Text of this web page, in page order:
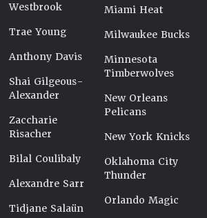
Westbrook
Trae Young
Anthony Davis
Shai Gilgeous-
Alexander
Zaccharie
Risacher
Bilal Coulibaly
Alexandre Sarr
Tidjane Salaün
Miami Heat
Milwaukee Bucks
Minnesota
Timberwolves
New Orleans
Pelicans
New York Knicks
Oklahoma City
Thunder
Orlando Magic